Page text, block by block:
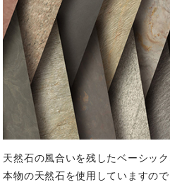
天然石の風合いを残したベーシック
本物の天然石を使用していますの